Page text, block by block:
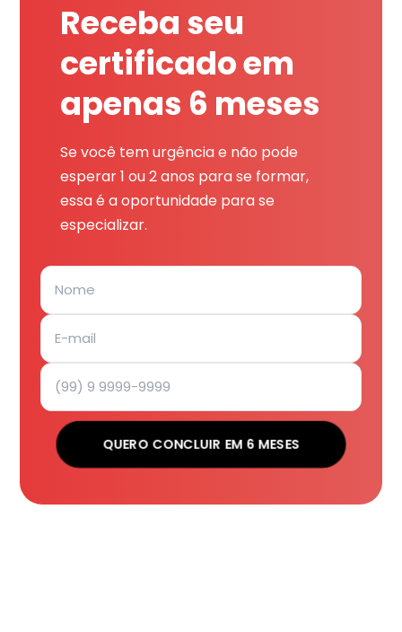
Receba seu
certificado em
apenas 6 meses
Se você tem urgência e não pode
esperar 1 ou 2 anos para se formar,
essa é a oportunidade para se
especializar.
QUERO CONCLUIR EM 6 MESES